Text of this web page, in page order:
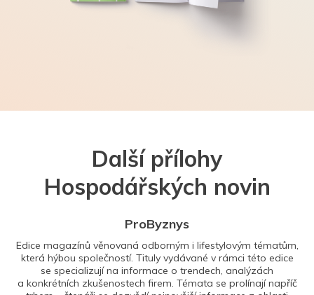
Další přílohy
Hospodářských novin
ProByznys
Edice magazínů věnovaná odborným i lifestylovým tématům,
která hýbou společností. Tituly vydávané v rámci této edice
se specializují na informace o trendech, analýzách
a konkrétních zkušenostech firem. Témata se prolínají napříč